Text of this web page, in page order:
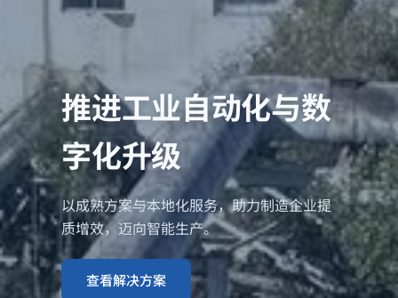
推进工业自动化与数
字化升级
以成熟方案与本地化服务，助力制造企业提
质增效，迈向智能生产。
查看解决方案